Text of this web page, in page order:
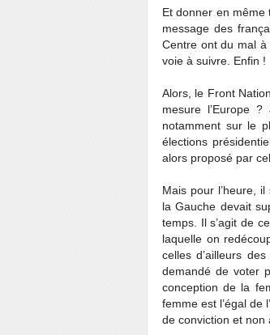
Et donner en
message des
Centre ont du mal
voie à suivre. Enfin !
Alors, le Front
mesure l’Europe
notamment sur le
élections
alors proposé par
Mais pour l’heure,
la Gauche devait
temps. Il s’agit de
laquelle on
celles d’ailleurs
demandé de voter
conception de la
femme est l’égal de
de conviction et non